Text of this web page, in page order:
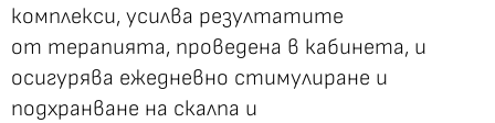
комплекси, усилва резултатите
от терапията, проведена в кабинета, и
осигурява ежедневно стимулиране и
подхранване на скалпа и